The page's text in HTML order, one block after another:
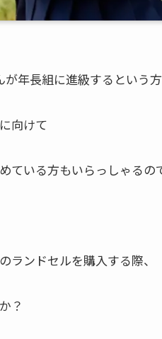
年長組に進級するという方
向けて
ている方もいらっしゃるの
ランドセルを購入する際、
？